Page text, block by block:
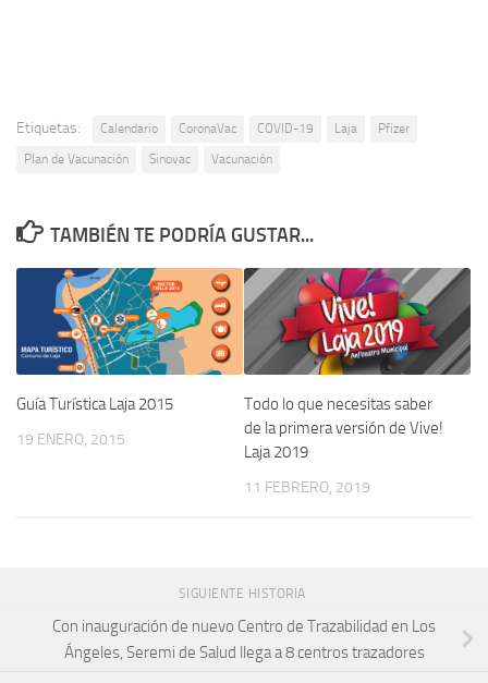
Etiquetas: Calendario CoronaVac COVID-19 Laja
Pfizer
Plan de Vacunación
Sinovac Vacunación
TAMBIÉN TE PODRÍA GUSTAR...
Guía Turística Laja 2015
19 ENERO, 2015
Todo lo que necesitas saber
de la primera versión de Vive!
Laja 2019
11 FEBRERO, 2019
SIGUIENTE HISTORIA
Con inauguración de nuevo Centro de Trazabilidad en Los
Ángeles, Seremi de Salud llega a 8 centros trazadores